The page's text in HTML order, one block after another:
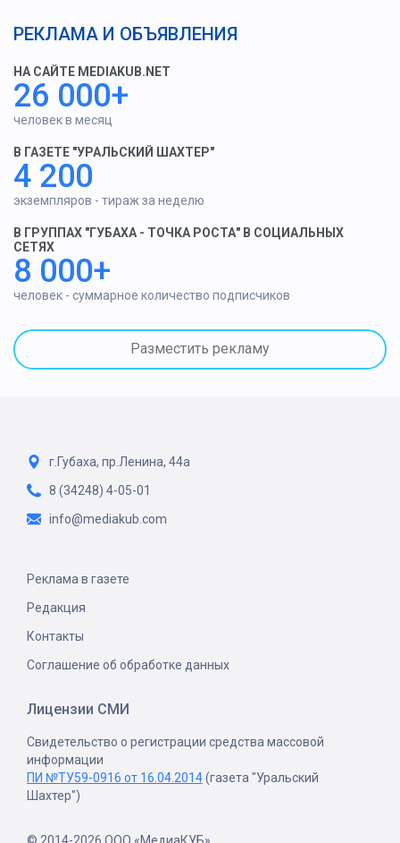
РЕКЛАМА И ОБЪЯВЛЕНИЯ
НА САЙТЕ MEDIAKUB.NET
26 000+
человек в месяц
В ГАЗЕТЕ "УРАЛЬСКИЙ ШАХТЕР"
4 200
экземпляров - тираж за неделю
В ГРУППАХ "ГУБАХА - ТОЧКА РОСТА" В СОЦИАЛЬНЫХ
СЕТЯХ
8 000+
человек - суммарное количество подписчиков
Разместить рекламу
г.Губаха, пр.Ленина, 44а
8 (34248) 4-05-01
info@mediakub.com
Реклама в газете
Редакция
Контакты
Соглашение об обработке данных
Лицензии СМИ
Свидетельство о регистрации средства массовой
информации
ПИ №ТУ59-0916 от 16.04.2014(газета "Уральский
Шахтер")
© 2014-2026 ООО «МедиаКУБ»